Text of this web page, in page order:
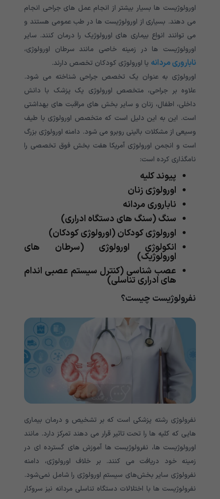
اورولوژیست ها بسیار بیشتر از انجام عمل های جراحی انجام
می دهند. بسیاری از اورولوژیست ها در طب عمومی هستند و
می توانند انواع بیماری های اورولوژیک را درمان کنند. سایر
اورولوژیست ها در زمینه خاصی مانند سرطان اورولوژی،
ناباروری مردانه یا اورولوژی کودکان تخصص دارند.
اورولوژی به عنوان یک تخصص جراحی شناخته می شود.
علاوه بر جراحی، متخصص اورولوژی یک پزشک با دانش
داخلی، اطفال، زنان و سایر بخش های مراقبت های بهداشتی
است. این به این دلیل است که متخصص اورولوژی با طیف
وسیعی از مشکلات بالینی روبرو می شود. دامنه اورولوژی بزرگ
است و انجمن اورولوژی آمریکا هفت بخش فوق تخصصی را
نامگذاری کرده است:
پیوند کلیه
اورولوژی زنان
ناباروری مردانه
سنگ (سنگ های دستگاه ادراری)
اورولوژی کودکان (اورولوژی کودکان)
انکولوژی اورولوژی (سرطان های
اورولوژیک)
عصب شناسی (کنترل سیستم عصبی اندام
های ادراری تناسلی)
نفرولوژیست چیست؟
نفرولوژی رشته پزشکی است که بر تشخیص و درمان بیماری
هایی که کلیه ها را تحت تاثیر قرار می دهند تمرکز دارد. مانند
اورولوژیست ها، نفرولوژیست ها آموزش های گسترده ای در
زمینه خود دریافت می کنند. بر خلاف اورولوژی، دامنه
نفرولوژی سایر بخش‌های سیستم اورولوژی را شامل نمی‌شود.
نفرولوژیست ها با اختلالات دستگاه تناسلی مردانه نیز سروکار